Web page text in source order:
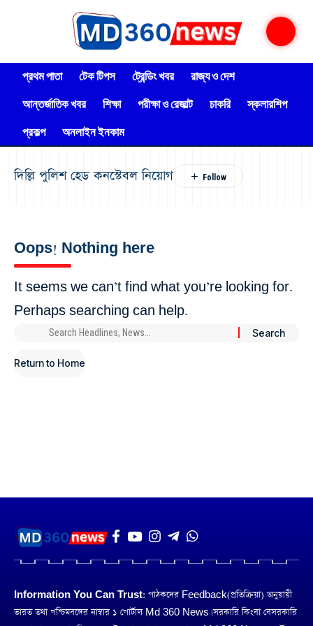
প্রথম পাতা টেক টিপস ট্রেন্ডিং খবর
রাজ্য ও দেশ
আন্তর্জাতিক খবর
শিক্ষা পরীক্ষা ও রেজাল্ট চাকরি
স্কলারশিপ
প্রকল্প
অনলাইন ইনকাম
দিল্লি পুলিশ হেড কনস্টেবল নিয়োগ
Oops! Nothing here
It seems we can’t find what you’re looking for.
Perhaps searching can help.
Return to Home
Information You Can Trust: পাঠকদের Feedback(প্রতিক্রিয়া) অনুয়ায়ী
ভারত তথা পশ্চিমবঙ্গের নাম্বার ১ পোর্টাল Md 360 News। সরকারি কিংবা বেসরকারি